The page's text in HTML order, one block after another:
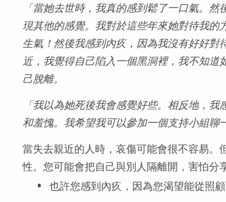
「當她去世時，我真的感到鬆了一口氣。然
現其他的感覺。我對於這些年來她對待我的
生氣！然後我感到內疚，因為我沒有好好對
近，我覺得自己陷入一個黑洞裡，我不知道
己脫離。
「我以為她死後我會感覺好些。相反地，我
和羞愧。我希望我可以參加一個支持小組聊
當失去親近的人時，哀傷可能會很不容易
性。您可能會把自己與別人隔離開，害怕分
也許您感到內疚，因為您渴望能從照顧